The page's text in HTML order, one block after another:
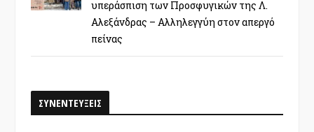
υπεράσπιση των Προσφυγικών της Λ.
Αλεξάνδρας – Αλληλεγγύη στον απεργό
πείνας
ΣΥΝΕΝΤΕΥΞΕΙΣ